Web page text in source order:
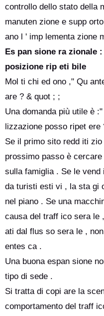
controllo dello stato della
manuten zione e supp
ano l ' imp lementa zione
Es pan sione ra zionale
posizione rip eti bile
Mol ti chi ed ono ," Qu
are ? & quot ; ;
Una domanda più utile è
lizzazione posso ripet ere
Se il primo sito redd iti
prossimo passo è
sulla famiglia . Se le vend
da turisti esti vi , la sta gi
nel piano . Se una
causa del traff ico sera le
ati dal flus so sera le ,
entes ca .
Una buona espan sione
tipo di sede .
Si tratta di copi are la
comportamento del traff